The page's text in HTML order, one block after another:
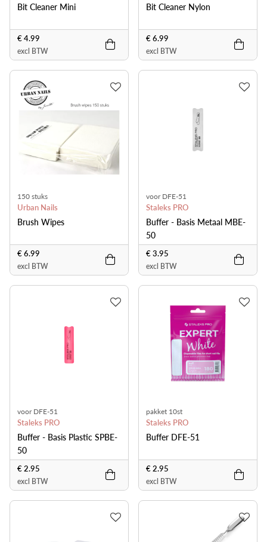
Bit Cleaner Mini
€ 4.99
excl BTW
Bit Cleaner Nylon
€ 6.99
excl BTW
150 stuks
Urban Nails
Brush Wipes
€ 6.99
excl BTW
voor DFE-51
Staleks PRO
Buffer - Basis Metaal MBE-
50
€ 3.95
excl BTW
voor DFE-51
Staleks PRO
Buffer - Basis Plastic SPBE-
50
€ 2.95
excl BTW
pakket 10st
Staleks PRO
Buffer DFE-51
€ 2.95
excl BTW